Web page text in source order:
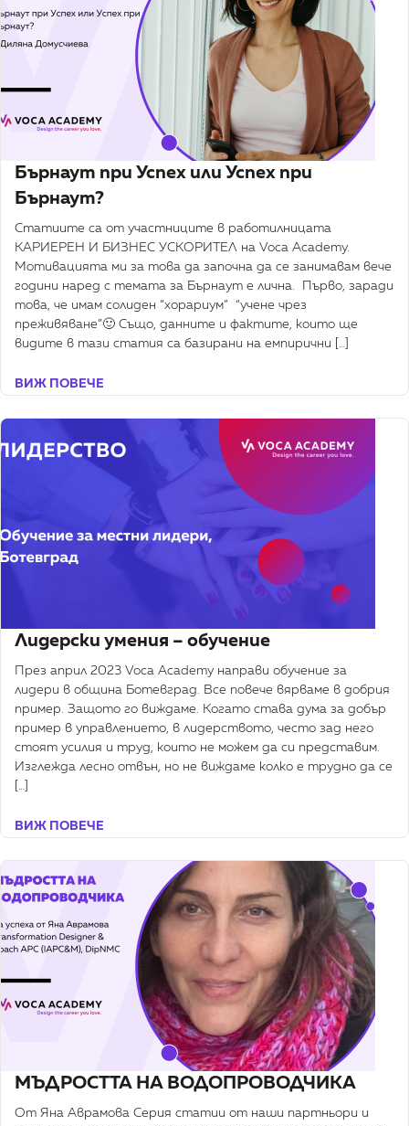
Бърнаут при Успех или Успех при
Бърнаут?
Статиите са от участниците в работилницата
КАРИЕРЕН И БИЗНЕС УСКОРИТЕЛ на Voca Academy.
Мотивацията ми за това да започна да се занимавам вече
години наред с темата за Бърнаут е лична. Първо, заради
това, че имам солиден “хорариум” “учене чрез
преживяване”🙂 Също, данните и фактите, които ще
видите в тази статия са базирани на емпирични […]
ВИЖ ПОВЕЧЕ
Лидерски умения – обучение
През април 2023 Voca Academy направи обучение за
лидери в община Ботевград. Все повече вярваме в добрия
пример. Защото го виждаме. Когато става дума за добър
пример в управлението, в лидерството, често зад него
стоят усилия и труд, които не можем да си представим.
Изглежда лесно отвън, но не виждаме колко е трудно да се
ВИЖ ПОВЕЧЕ
МЪДРОСТТА НА ВОДОПРОВОДЧИКА
От Яна Аврамова Серия статии от наши партньори и